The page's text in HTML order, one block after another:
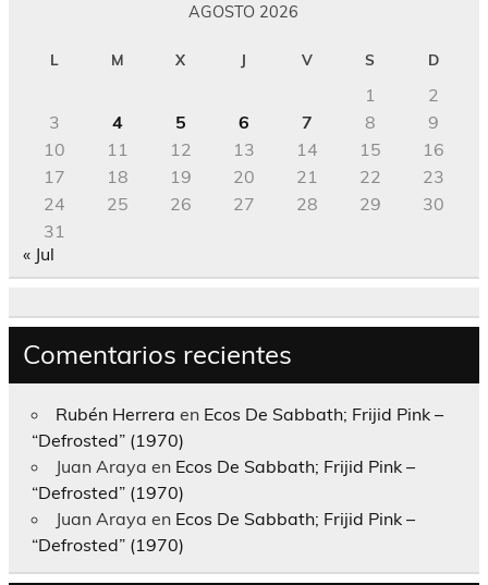
AGOSTO 2026
L M X J V S D
1
2
3
4 5 6 7 8
9
10
11 12 13 14 15
16
17
18 19 20 21 22
23
24
25 26 27 28 29
30
31
« Jul
Comentarios recientes
Rubén Herrera en Ecos De Sabbath; Frijid Pink –
“Defrosted” (1970)
Juan Araya en Ecos De Sabbath; Frijid Pink –
“Defrosted” (1970)
Juan Araya en Ecos De Sabbath; Frijid Pink –
“Defrosted” (1970)